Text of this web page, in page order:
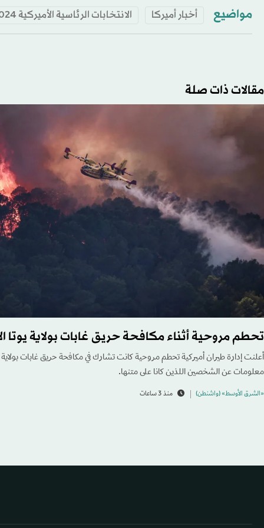
مواضيع أخبار أميركا الانتخابات الرئاسية الأميركية 2024
مقالات ذات صلة
تحطم مروحية أثناء مكافحة حريق غابات بولاية يوتا
أعلنت إدارة طيران أميركية تحطم مروحية كانت تشارك في مكافحة حريق غابات بولاية
معلومات عن الشخصين اللذين كانا على متنها.
«الشرق الأوسط» (واشنطن) منذ 3 ساعات